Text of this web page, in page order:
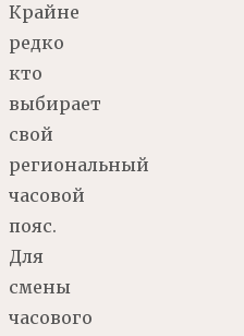
Крайне
редко
кто
выбирает
свой
региональный
часовой
пояс.
Для
смены
часового